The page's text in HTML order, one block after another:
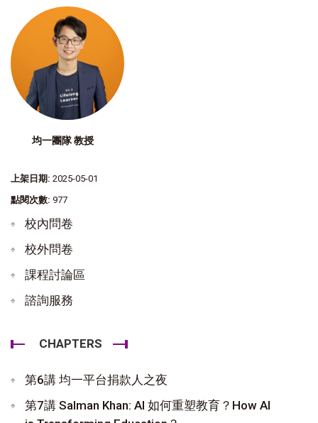
均一團隊 教授
上架日期: 2025-05-01
點閱次數: 977
校內問卷
校外問卷
課程討論區
諮詢服務
CHAPTERS
第6講 均一平台捐款人之夜
第7講 Salman Khan: AI 如何重塑教育？How AI